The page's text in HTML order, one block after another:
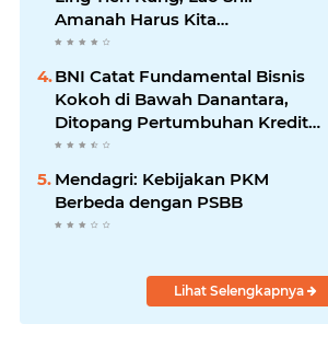
Amanah Harus Kita
Laksanakan!
BNI Catat Fundamental Bisnis
Kokoh di Bawah Danantara,
Ditopang Pertumbuhan Kredit
dan Kualitas Aset
Mendagri: Kebijakan PKM
Berbeda dengan PSBB
Lihat Selengkapnya